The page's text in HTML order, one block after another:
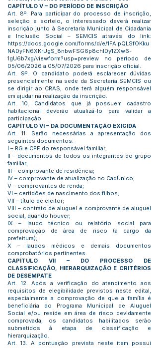
CAPÍTULO V – DO PERÍODO DE INSCRIÇÃO
Art. 8º. Para participar do processo de inscrição,
seleção e sorteio, o interessado deverá realizar
inscrição junto à Secretaria Municipal de Cidadania
e Inclusão Social – SEMCIS através do link:
https://docs.google.com/forms/d/e/1FAIpQLSfOKku
NADyFN6XKrUgS_8nbwFSG6p8chIDy1ZXw6-
1gU6b7xg/viewform?usp=preview no período de
05/06/2026 a 05/07/2026 para inscrição oficial.
Art. 9º. O candidato poderá esclarecer dúvidas
presencialmente na sede da Secretaria SEMCIS ou
se dirigir ao CRAS, onde terá alguém responsável
em ajudar na realização da inscrição.
Art. 10. Candidatos que já possuem cadastro
habitacional deverão atualizá-lo para validar a
participação.
CAPÍTULO VI – DA DOCUMENTAÇÃO EXIGIDA
Art. 11. Serão necessárias a apresentação dos
seguintes documentos:
I – RG e CPF do responsável familiar;
II – documentos de todos os integrantes do grupo
familiar;
III – comprovante de residência;
IV – comprovante de atualização no CadÚnico;
V – comprovantes de renda;
VI – certidões de nascimento dos filhos;
VII – título de eleitor;
VIII – contrato de aluguel e comprovante de aluguel
social, quando houver;
IX – laudo técnico ou relatório social para
comprovação de área de risco (a cargo da
prefeitura);
X – laudos médicos e demais documentos
comprobatórios pertinentes.
CAPÍTULO VII – DO PROCESSO DE
CLASSIFICAÇÃO, HIERARQUIZAÇÃO E CRITÉRIOS
DE DESEMPATE
Art. 12. Após a verificação do atendimento aos
requisitos de elegibilidade previstos neste edital,
especialmente a comprovação de que a família é
beneficiária do Programa Municipal de Aluguel
Social e/ou reside em área de risco devidamente
comprovada, os candidatos habilitados serão
submetidos à etapa de classificação e
hierarquização.
Art. 13. A pontuação prevista neste item possui